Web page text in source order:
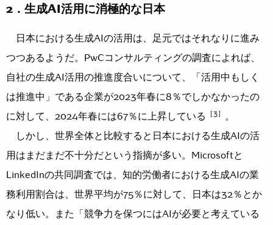
2．生成AI活用に消極的な日本
日本における生成AIの活用は、足元ではそれなりに進み
つつあるようだ。PwCコンサルティングの調査によれば、
自社の生成AI活用の推進度合いについて、「活用中もしく
は推進中」である企業が2023年春に8％でしかなかったの
に対して、2024年春には67％に上昇している
［3］
。
しかし、世界全体と比較すると日本における生成AIの活
用はまだまだ不十分だという指摘が多い。Microsoftと
LinkedInの共同調査では、知的労働者における生成AIの業
務利用割合は、世界平均が75％に対して、日本は32％とか
なり低い。また「競争力を保つにはAIが必要と考えている